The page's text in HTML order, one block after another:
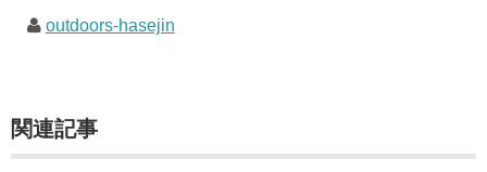
outdoors-hasejin
関連記事